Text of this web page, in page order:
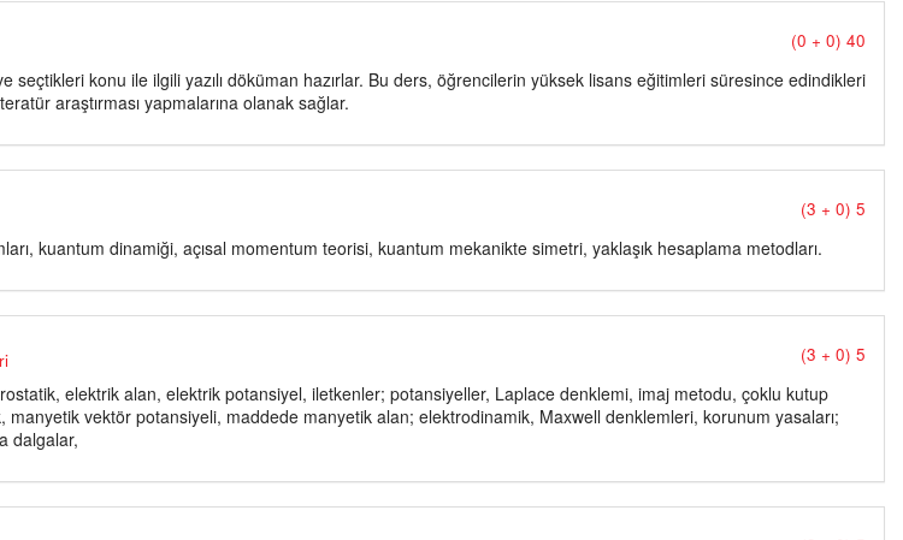
(0 + 0) 40
seçtikleri konu ile ilgili yazılı döküman hazırlar. Bu ders, öğrencilerin yüksek lisans eğitimleri süresince edindikleri
araştırması yapmalarına olanak sağlar.
(3 + 0) 5
kuantum dinamiği, açısal momentum teorisi, kuantum mekanikte simetri, yaklaşık hesaplama metodları.
(3 + 0) 5
elektrik alan, elektrik potansiyel, iletkenler; potansiyeller, Laplace denklemi, imaj metodu, çoklu kutup
manyetik vektör potansiyeli, maddede manyetik alan; elektrodinamik, Maxwell denklemleri, korunum yasaları;
dalgalar,